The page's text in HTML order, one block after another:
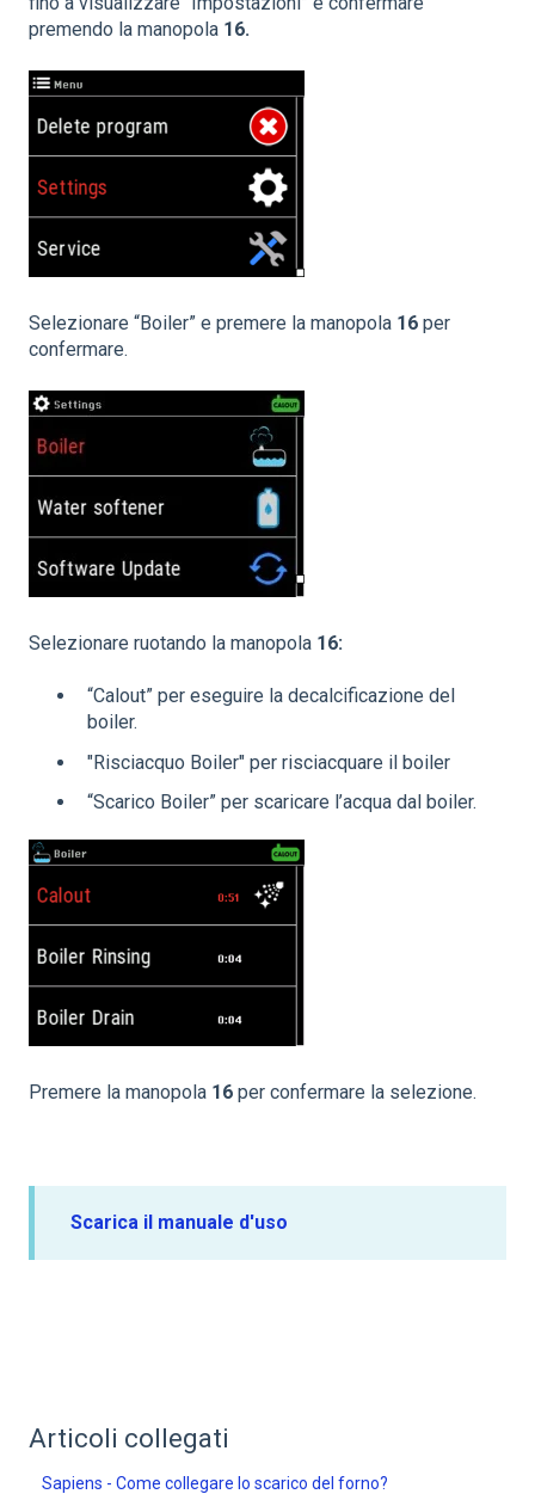
premendo la manopola 16.
Selezionare “Boiler” e premere la manopola 16 per
confermare.
Selezionare ruotando la manopola 16:
“Calout” per eseguire la decalcificazione del
boiler.
"Risciacquo Boiler" per risciacquare il boiler
“Scarico Boiler” per scaricare l’acqua dal boiler.
Premere la manopola 16 per confermare la selezione.
Scarica il manuale d'uso
Articoli collegati
Sapiens - Come collegare lo scarico del forno?